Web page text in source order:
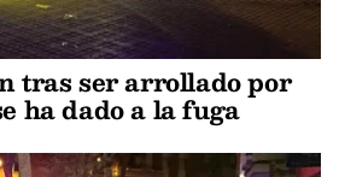
tras ser arrollado por
ha dado a la fuga